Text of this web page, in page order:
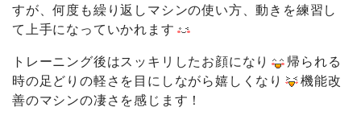
すが、何度も繰り返しマシンの使い方、動きを練習し
て上手になっていかれます
トレーニング後はスッキリしたお顔になり
帰られる
時の足どりの軽さを目にしながら嬉しくなり
機能改
善のマシンの凄さを感じます！